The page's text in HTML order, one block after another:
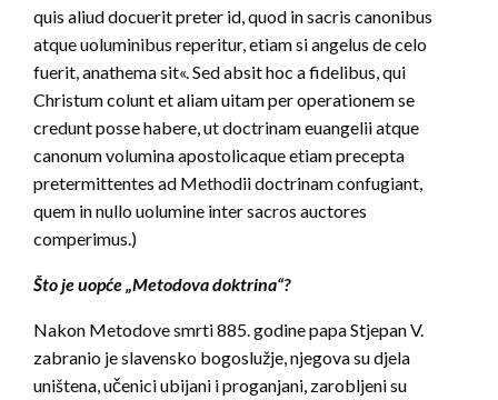
quis aliud docuerit preter id, quod in sacris canonibus
atque uoluminibus reperitur, etiam si angelus de celo
fuerit, anathema sit«. Sed absit hoc a fidelibus, qui
Christum colunt et aliam uitam per operationem se
credunt posse habere, ut doctrinam euangelii atque
canonum volumina apostolicaque etiam precepta
pretermittentes ad Methodii doctrinam confugiant,
quem in nullo uolumine inter sacros auctores
comperimus.)
Što je uopće „Metodova doktrina“?
Nakon Metodove smrti 885. godine papa Stjepan V.
zabranio je slavensko bogoslužje, njegova su djela
uništena, učenici ubijani i proganjani, zarobljeni su